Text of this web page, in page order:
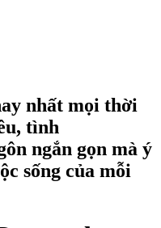
nhất mọi thời
tình
ngắn gọn mà ý
sống của mỗi